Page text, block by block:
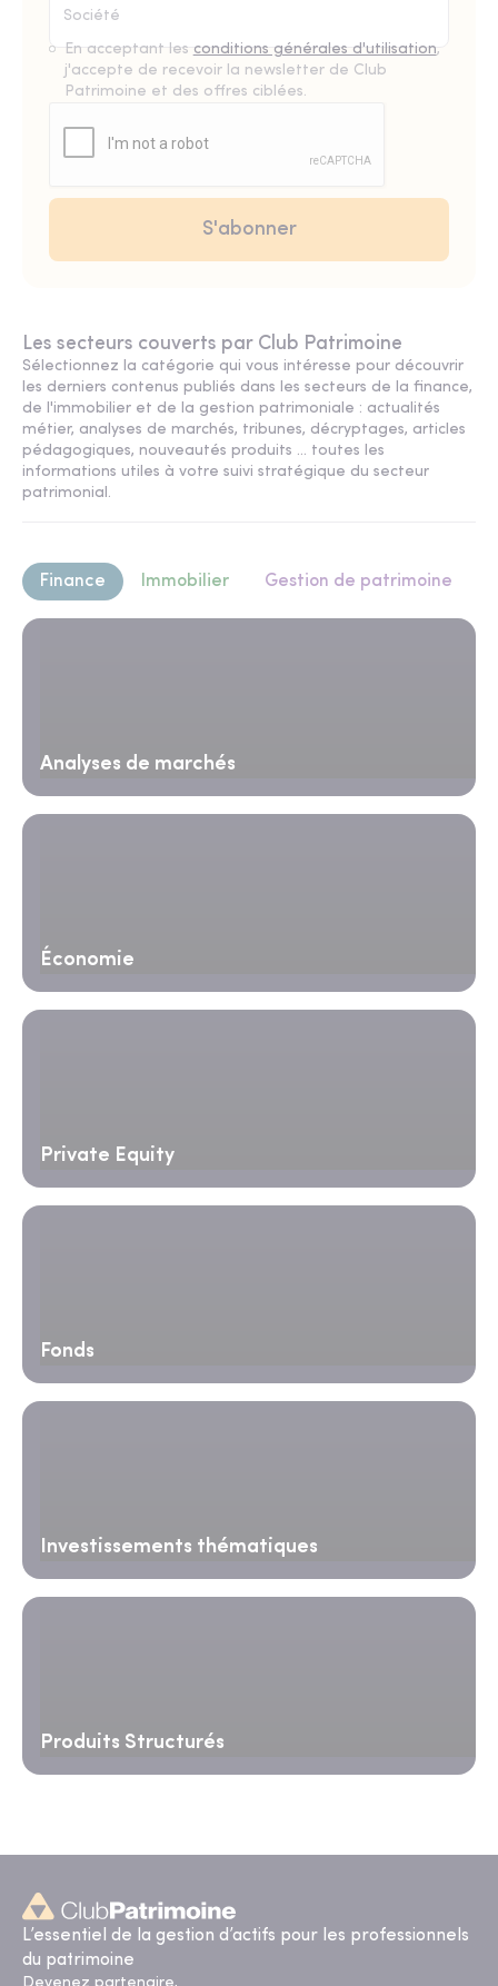
En acceptant les conditions générales d'utilisation,
j'accepte de recevoir la newsletter de Club
Patrimoine et des offres ciblées.
Les secteurs couverts par Club Patrimoine
Sélectionnez la catégorie qui vous intéresse pour découvrir
les derniers contenus publiés dans les secteurs de la finance,
de l'immobilier et de la gestion patrimoniale : actualités
métier, analyses de marchés, tribunes, décryptages, articles
pédagogiques, nouveautés produits ... toutes les
informations utiles à votre suivi stratégique du secteur
patrimonial.
Finance Immobilier Gestion de patrimoine
Analyses de marchés
Économie
Private Equity
Fonds
Investissements thématiques
Produits Structurés
L’essentiel de la gestion d’actifs pour les professionnels
du patrimoine